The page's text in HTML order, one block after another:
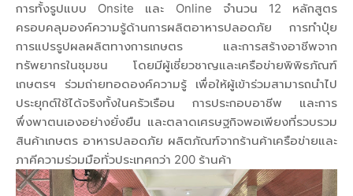
การทั้งรูปแบบ Onsite และ Online จำนวน 12 หลักสูตร
ครอบคลุมองค์ความรู้ด้านการผลิตอาหารปลอดภัย การทำปุ๋ย
การแปรรูปผลผลิตทางการเกษตร และการสร้างอาชีพจาก
ทรัพยากรในชุมชน โดยมีผู้เชี่ยวชาญและเครือข่ายพิพิธภัณฑ์
เกษตรฯ ร่วมถ่ายทอดองค์ความรู้ เพื่อให้ผู้เข้าร่วมสามารถนำไป
ประยุกต์ใช้ได้จริงทั้งในครัวเรือน การประกอบอาชีพ และการ
พึ่งพาตนเองอย่างยั่งยืน และตลาดเศรษฐกิจพอเพียงที่รวบรวม
สินค้าเกษตร อาหารปลอดภัย ผลิตภัณฑ์จากร้านค้าเครือข่ายและ
ภาคีความร่วมมือทั่วประเทศกว่า 200 ร้านค้า